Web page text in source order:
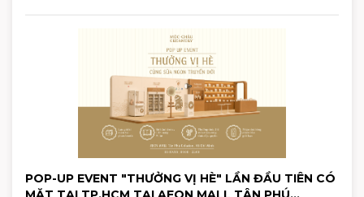
POP-UP EVENT "THƯỞNG VỊ HÈ" LẦN ĐẦU TIÊN CÓ